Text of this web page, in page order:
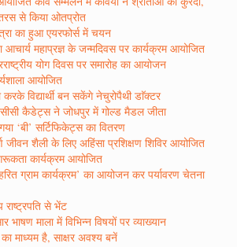
से किया ओतप्रोत
का हुआ एयरफोर्स में चयन
आचार्य महाप्रज्ञ के जन्मदिवस पर कार्यक्रम आयोजित
योग दिवस पर समारोह का आयोजन
आयोजित
करके विद्यार्थी बन सकेंगे नेचुरोपैथी डाॅक्टर
कैडेट्स ने जोधपुर में गोल्ड मैडल जीता
‘बी’ सर्टिफिकेट्स का वितरण
जीवन शैली के लिए अहिंसा प्रशिक्षण शिविर आयोजित
कार्यक्रम आयोजित
ग्राम कार्यक्रम’ का आयोजन कर पर्यावरण चेतना
से भेंट
भाषण माला में विभिन्न विषयों पर व्याख्यान
का माध्यम है, साक्षर अवश्य बनें